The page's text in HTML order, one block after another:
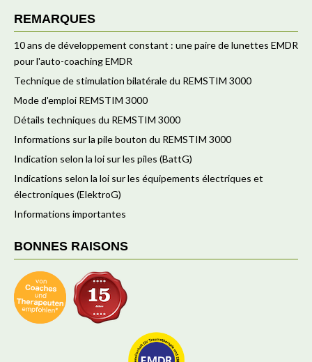
REMARQUES
10 ans de développement constant : une paire de lunettes EMDR
pour l'auto-coaching EMDR
Technique de stimulation bilatérale du REMSTIM 3000
Mode d'emploi REMSTIM 3000
Détails techniques du REMSTIM 3000
Informations sur la pile bouton du REMSTIM 3000
Indication selon la loi sur les piles (BattG)
Indications selon la loi sur les équipements électriques et
électroniques (ElektroG)
Informations importantes
BONNES RAISONS